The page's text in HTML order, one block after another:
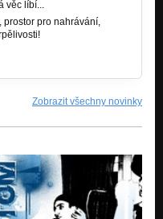
věc líbí...
prostor pro nahrávání,
Zobrazit všechny novinky